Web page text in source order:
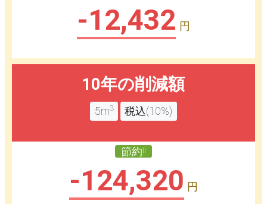
-12,432 円
10年の削減額
5m3 税込(10%)
節約!!
-124,320 円